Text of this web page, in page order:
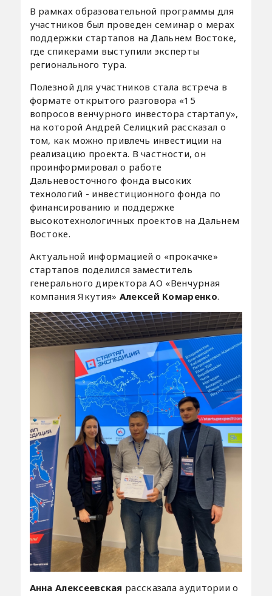
В рамках образовательной программы для
участников был проведен семинар о мерах
поддержки стартапов на Дальнем Востоке,
где спикерами выступили эксперты
регионального тура.
Полезной для участников стала встреча в
формате открытого разговора «15
вопросов венчурного инвестора стартапу»,
на которой Андрей Селицкий рассказал о
том, как можно привлечь инвестиции на
реализацию проекта. В частности, он
проинформировал о работе
Дальневосточного фонда высоких
технологий - инвестиционного фонда по
финансированию и поддержке
высокотехнологичных проектов на Дальнем
Востоке.
Актуальной информацией о «прокачке»
стартапов поделился заместитель
генерального директора АО «Венчурная
компания Якутия» Алексей Комаренко.
Анна Алексеевская рассказала аудитории о